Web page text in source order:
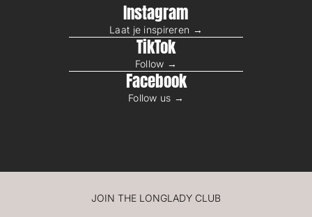
Instagram
Laat je inspireren →
TikTok
Follow →
Facebook
Follow us →
JOIN THE LONGLADY CLUB